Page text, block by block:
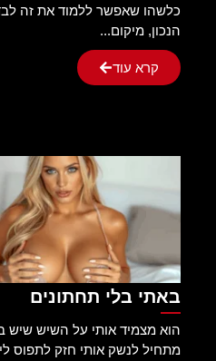
כלשהו שאפשר ללמוד את זה
הנכון, מיקום...
קרא עוד
באתי בלי תחתונים
הוא מצמיד אותי על השיש שיש
מתחיל לנשק אותי חזק לתפוס